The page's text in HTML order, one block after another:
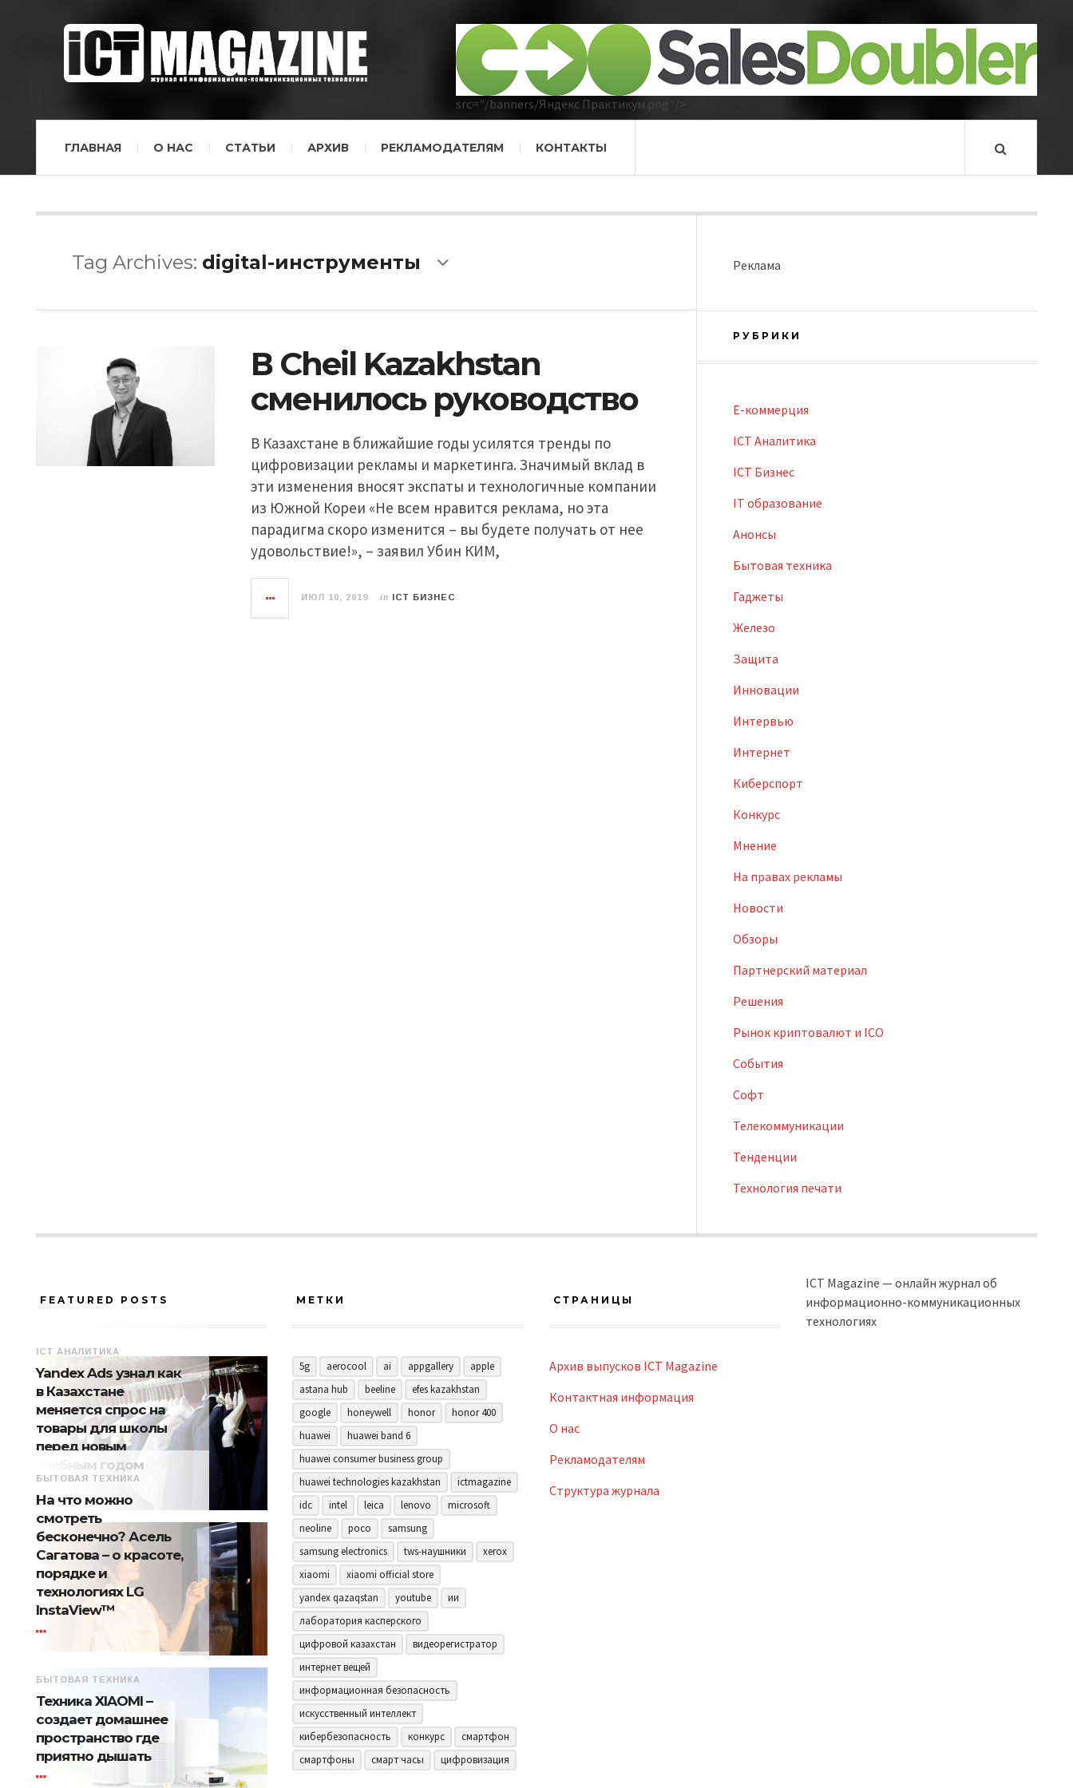
src="/banners/Яндекс Практикум.png"/>
ГЛАВНАЯ О НАС СТАТЬИ АРХИВ РЕКЛАМОДАТЕЛЯМ КОНТАКТЫ
Tag Archives: digital-инструменты
В Cheil Kazakhstan
сменилось руководство
В Казахстане в ближайшие годы усилятся тренды по
цифровизации рекламы и маркетинга. Значимый вклад в
эти изменения вносят экспаты и технологичные компании
из Южной Кореи «Не всем нравится реклама, но эта
парадигма скоро изменится – вы будете получать от нее
удовольствие!», – заявил Убин КИМ,
ИЮЛ 10, 2019 in ICT БИЗНЕС
Реклама
РУБРИКИ
E-коммерция
ICT Аналитика
ICT Бизнес
IT образование
Анонсы
Бытовая техника
Гаджеты
Железо
Защита
Инновации
Интервью
Интернет
Киберспорт
Конкурс
Мнение
На правах рекламы
Новости
Обзоры
Партнерский материал
Решения
Рынок криптовалют и ICO
События
Софт
Телекоммуникации
Тенденции
Технология печати
FEATURED POSTS
ICT АНАЛИТИКА
Yandex Ads узнал как
в Казахстане
меняется спрос на
товары для школы
перед новым
учебным годом
БЫТОВАЯ ТЕХНИКА
На что можно
смотреть
бесконечно? Асель
Сагатова – о красоте,
порядке и
технологиях LG
InstaView™
БЫТОВАЯ ТЕХНИКА
Техника XIAOMI –
создает домашнее
пространство где
приятно дышать
МЕТКИ
5g aerocool ai appgallery
apple
astana hub
beeline
efes kazakhstan
google
honeywell honor
honor 400
huawei
huawei band 6
huawei consumer business group
huawei technologies kazakhstan
ictmagazine
idc
intel leica lenovo
microsoft
neoline
poco
samsung
samsung electronics
tws-наушники
xerox
xiaomi
xiaomi official store
yandex qazaqstan
youtube
ии
лаборатория касперского
цифровой казахстан
видеорегистратор
интернет вещей
информационная безопасность
искусственный интеллект
кибербезопасность
конкурс
смартфон
смартфоны
смарт часы цифровизация
СТРАНИЦЫ
Архив выпусков ICT Magazine
Контактная информация
О нас
Рекламодателям
Структура журнала
ICT Magazine — онлайн журнал об
информационно-коммуникационных
технологиях